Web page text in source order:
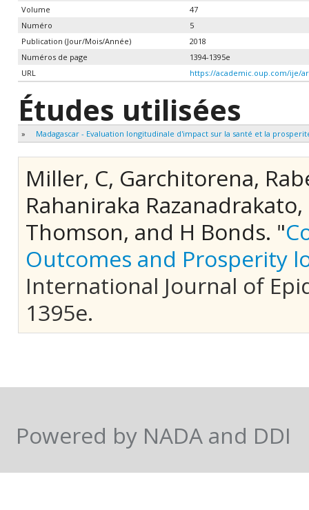
Volume
47
Numéro
5
Publication (Jour/Mois/Année)
2018
Numéros de page
1394-1395e
URL
https://academic.oup.com/ije/
Études utilisées
» Madagascar - Evaluation longitudinale d'impact sur la santé et la
Miller, C, Garchitorena,
Rahaniraka
Thomson, and H Bonds. "
Outcomes and Prosperity
International Journal of
1395e.
Powered by NADA and DDI